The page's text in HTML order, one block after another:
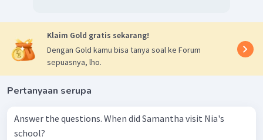
Klaim Gold gratis sekarang!
Dengan Gold kamu bisa tanya soal ke Forum
sepuasnya, lho.
Pertanyaan serupa
Answer the questions. When did Samantha visit Nia's
school?